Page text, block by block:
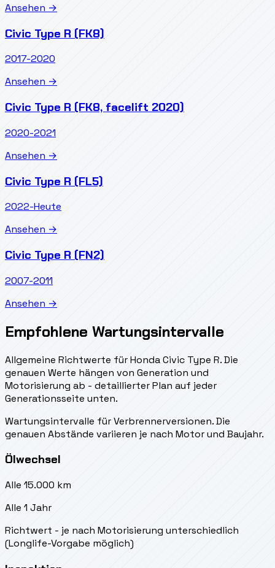
Ansehen →
Civic Type R (FK8)
2017-2020
Ansehen →
Civic Type R (FK8, facelift 2020)
2020-2021
Ansehen →
Civic Type R (FL5)
2022-Heute
Ansehen →
Civic Type R (FN2)
2007-2011
Ansehen →
Empfohlene Wartungsintervalle
Allgemeine Richtwerte für Honda Civic Type R. Die
genauen Werte hängen von Generation und
Motorisierung ab - detaillierter Plan auf jeder
Generationsseite unten.
Wartungsintervalle für Verbrennerversionen. Die
genauen Abstände variieren je nach Motor und Baujahr.
Ölwechsel
Alle 15.000 km
Alle 1 Jahr
Richtwert - je nach Motorisierung unterschiedlich
(Longlife-Vorgabe möglich)